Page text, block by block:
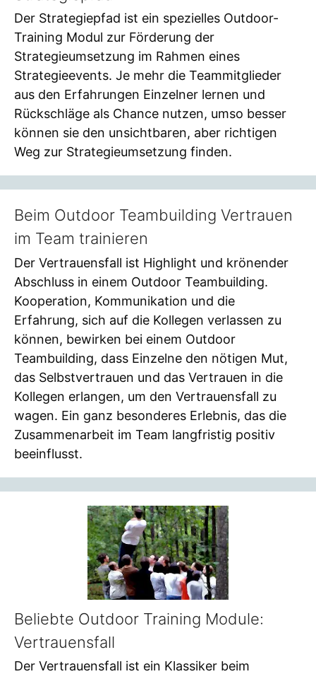
Der Strategiepfad ist ein spezielles Outdoor-
Training Modul zur Förderung der
Strategieumsetzung im Rahmen eines
Strategieevents. Je mehr die Teammitglieder
aus den Erfahrungen Einzelner lernen und
Rückschläge als Chance nutzen, umso besser
können sie den unsichtbaren, aber richtigen
Weg zur Strategieumsetzung finden.
Beim Outdoor Teambuilding Vertrauen
im Team trainieren
Der Vertrauensfall ist Highlight und krönender
Abschluss in einem Outdoor Teambuilding.
Kooperation, Kommunikation und die
Erfahrung, sich auf die Kollegen verlassen zu
können, bewirken bei einem Outdoor
Teambuilding, dass Einzelne den nötigen Mut,
das Selbstvertrauen und das Vertrauen in die
Kollegen erlangen, um den Vertrauensfall zu
wagen. Ein ganz besonderes Erlebnis, das die
Zusammenarbeit im Team langfristig positiv
beeinflusst.
Beliebte Outdoor Training Module:
Vertrauensfall
Der Vertrauensfall ist ein Klassiker beim